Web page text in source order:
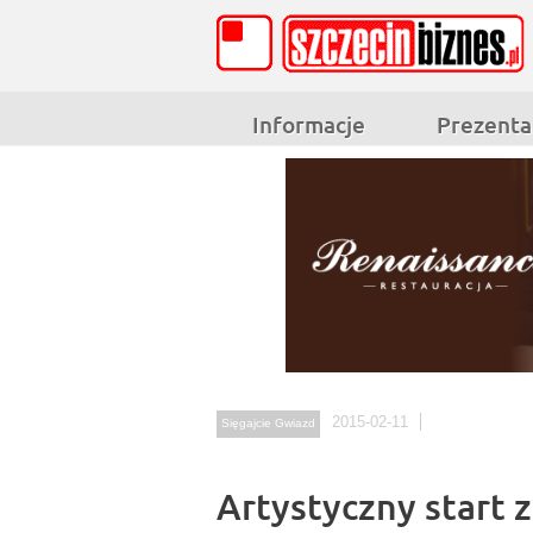
Informacje
Sięgajcie Gwiazd 2015-02-11
Artystyczny start